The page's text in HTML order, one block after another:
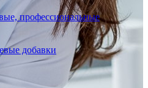
профессиональные
добавки